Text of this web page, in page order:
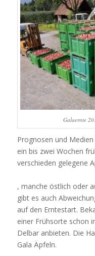
Galaernte
Prognosen und
ein bis zwei Wochen
verschieden gelegene
these
attributes,
Future
issues
and
the
, manche östlich oder
gibt es auch
auf den Erntestart.
einer Frühsorte schon
Delbar anbieten. Die
Gala Äpfeln.